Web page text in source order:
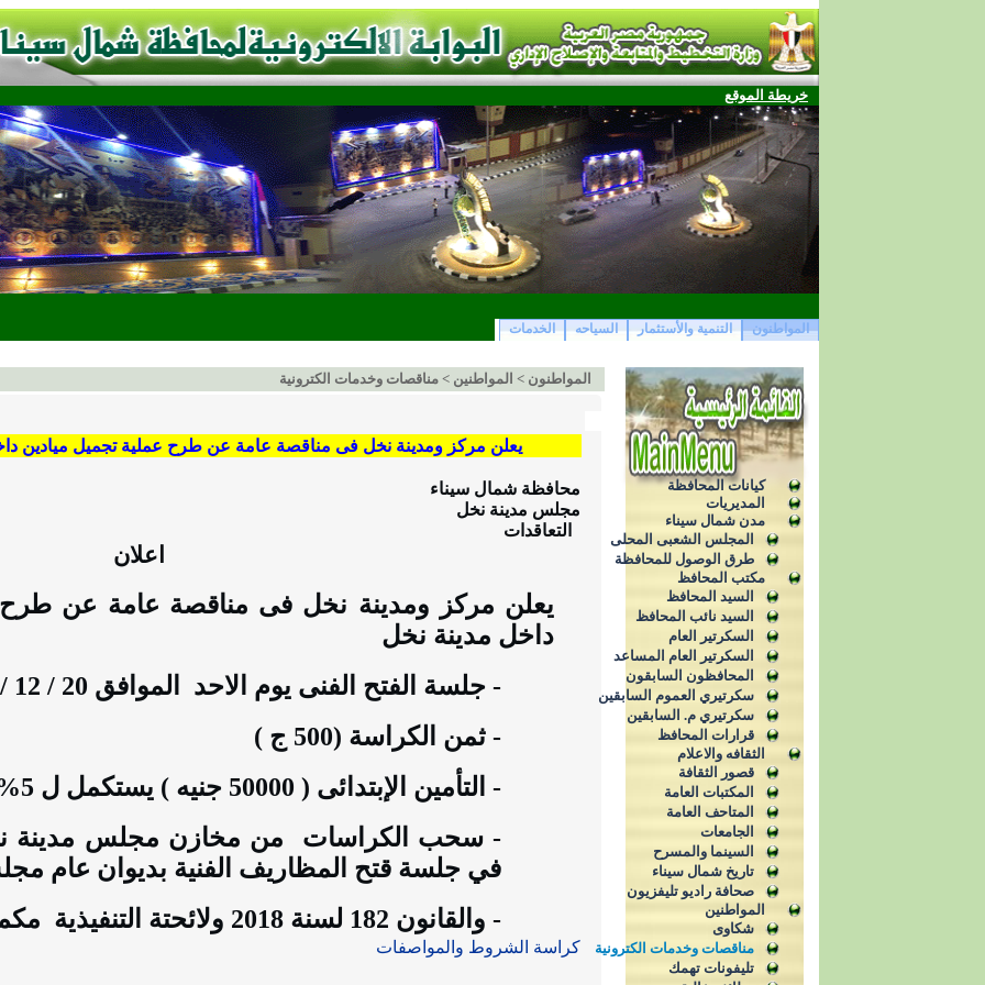
خريطة الموقع
المواطنون التنمية والأستثمار السياحه الخدمات
كيانات المحافظة
المديريات
مدن شمال سيناء
المجلس الشعبى المحلى
طرق الوصول للمحافظة
مكتب المحافظ
السيد المحافظ
السيد نائب المحافظ
السكرتير العام
السكرتير العام المساعد
المحافظون السابقون
سكرتيري العموم السابقين
سكرتيري م. السابقين
قرارات المحافظ
الثقافه والاعلام
قصور الثقافة
المكتبات العامة
المتاحف العامة
الجامعات
السينما والمسرح
تاريخ شمال سيناء
صحافة راديو تليفزيون
المواطنين
شكاوى
مناقصات وخدمات الكترونية
تليفونات تهمك
المواطنون > المواطنين > مناقصات وخدمات الكترونية
يعلن مركز ومدينة نخل فى مناقصة عامة عن طرح عملية تجميل ميادين داخل
محافظة شمال سيناء
مجلس مدينة نخل
التعاقدات
اعلان
يعلن مركز ومدينة نخل فى مناقصة عامة عن طرح
داخل مدينة نخل
- جلسة الفتح الفنى يوم الاحد
الموافق 20 / 12 /2020
- ثمن الكراسة (500 ج )
- التأمين الإبتدائى ( 50000 جنيه ) يستكمل ل 5% عند رسو العطاء
- سحب الكراسات
من مخازن مجلس مدينة
في جلسة قتح المظاريف الفنية بديوان عام
- والقانون 182 لسنة 2018 ولائحتة التنفيذية
كراسة الشروط والمواصفات